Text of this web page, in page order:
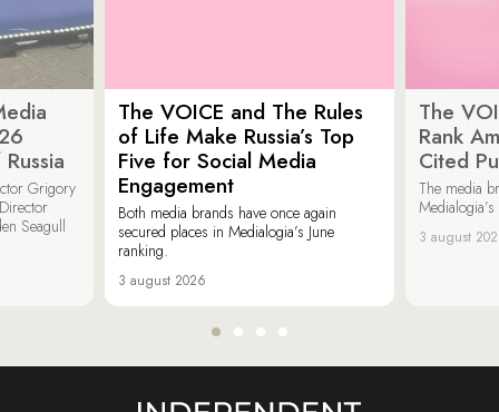
Grigory
Seagull
The VOICE and The Rules
of Life Make Russia’s Top
Five for Social Media
Engagement
Both media brands have once again
secured places in Medialogia’s June
ranking.
3 august 2026
The
Rank
Cited
The media
3 august